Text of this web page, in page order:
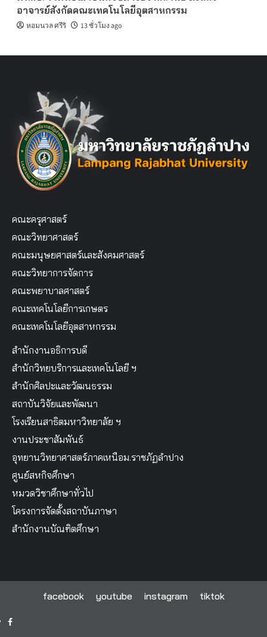
อาจารย์สังกัดคณะเทคโนโลยีอุตสาหกรรม
หอมนวล ศรีริ 13 ชั่วโมง ago
คณะครุศาสตร์
คณะวิทยาศาสตร์
คณะมนุษยศาสตร์และสังคมศาสตร์
คณะวิทยาการจัดการ
คณะพยาบาลศาสตร์
คณะเทคโนโลยีการเกษตร
คณะเทคโนโลยีอุตสาหกรรม
สำนักงานอธิการบดี
สำนักวิทยบริการและเทคโนโลยี ฯ
สำนักศิลปะและวัฒนธรรม
สถาบันวิจัยและพัฒนา
โรงเรียนสาธิตมหาวิทยาลัย ฯ
งานประชาสัมพันธ์
อุทยานวิทยาศาสตร์ภาคเหนือม.ราชภัฏลำปาง
ศูนย์สหกิจศึกษา
หมวดวิชาศึกษาทั่วไป
โครงการจัดตั้งสถาบันภาษา
สำนักงานบัณฑิตศึกษา
facebook youtube instagram tiktok
facebook